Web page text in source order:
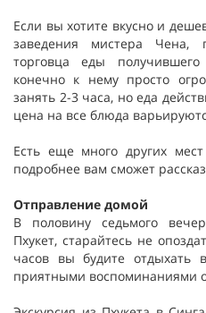
Если вы хотите вкусно и
заведения мистера Чена,
торговца еды
конечно к нему просто
занять 2-3 часа, но еда
цена на все блюда
Есть еще много других
подробнее вам сможет
Отправление домой
В половину седьмого
Пхукет, старайтесь не
часов вы будите отдыхать
приятными воспоминаниями